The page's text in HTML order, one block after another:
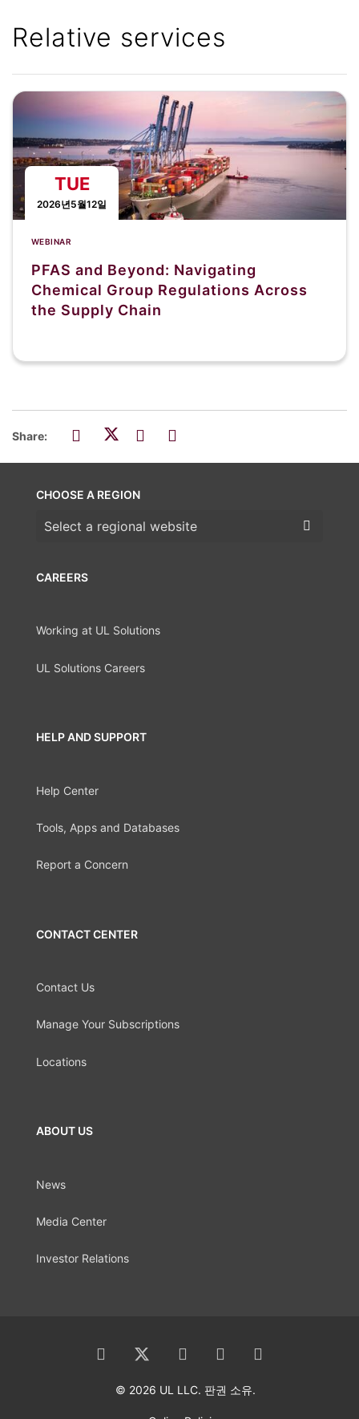
Relative services
TUE
2026년5월12일
WEBINAR
PFAS and Beyond: Navigating
Chemical Group Regulations Across
the Supply Chain
Share:
CAREERS
Working at UL Solutions
UL Solutions Careers
HELP AND SUPPORT
Help Center
Tools, Apps and Databases
Report a Concern
CONTACT CENTER
Contact Us
Manage Your Subscriptions
Locations
ABOUT US
News
Media Center
Investor Relations
CHOOSE A REGION
Choose a region
© 2026 UL LLC. 판권 소유.